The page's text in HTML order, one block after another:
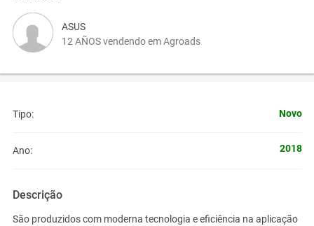
ASUS
12 AÑOS vendendo em Agroads
Tipo: Novo
Ano: 2018
Descrição
São produzidos com moderna tecnologia e eficiência na aplicação